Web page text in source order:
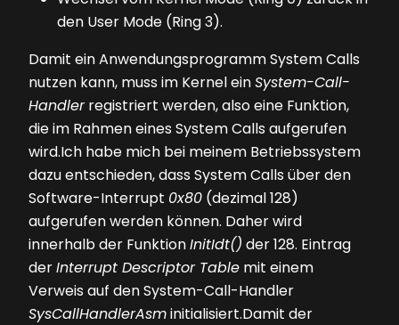
den User Mode (Ring 3).
Damit ein Anwendungsprogramm System Calls
nutzen kann, muss im Kernel einSystem-Call-
Handlerregistriert werden, also eine Funktion,
die im Rahmen eines System Calls aufgerufen
wird.Ich habe mich bei meinem Betriebssystem
dazu entschieden, dass System Calls über den
Software-Interrupt 0x80 (dezimal 128)
aufgerufen werden können. Daher wird
innerhalb der FunktionInitIdt() der 128. Eintrag
derInterrupt Descriptor Table mit einem
Verweis auf den System-Call-Handler
SysCallHandlerAsminitialisiert.Damit der